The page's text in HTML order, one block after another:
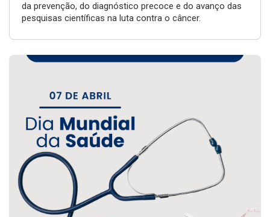
da prevenção, do diagnóstico precoce e do avanço das
pesquisas científicas na luta contra o câncer.